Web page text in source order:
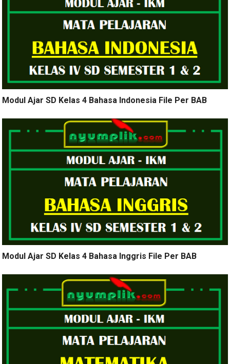
Modul Ajar SD Kelas 4 Bahasa Indonesia File Per BAB
Modul Ajar SD Kelas 4 Bahasa Inggris File Per BAB